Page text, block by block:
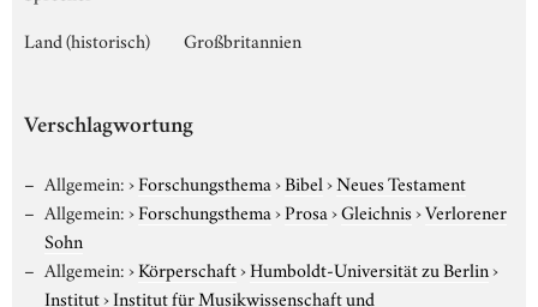
Land (historisch) Großbritannien
Verschlagwortung
Allgemein:›Forschungsthema›Bibel›Neues Testament
Allgemein:›Forschungsthema›Prosa›Gleichnis›Verlorener
Sohn
Allgemein:›Körperschaft›Humboldt-Universität zu Berlin›
Institut›Institut für Musikwissenschaft und